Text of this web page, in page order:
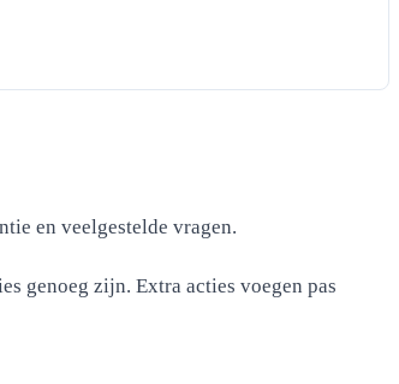
en veelgestelde vragen.
genoeg zijn. Extra acties voegen pas